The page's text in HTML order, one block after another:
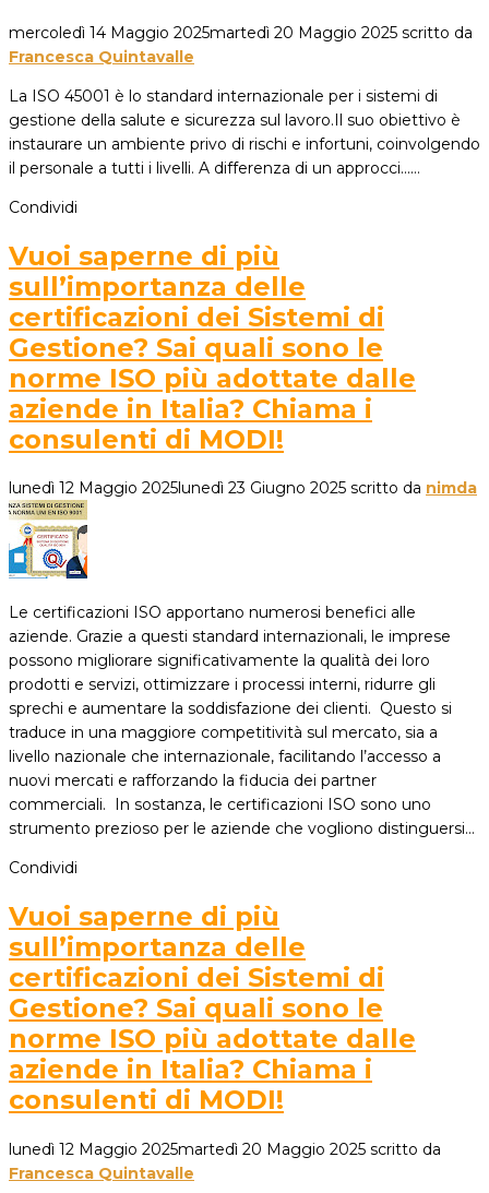
mercoledì 14 Maggio 2025martedì 20 Maggio 2025 scritto da
Francesca Quintavalle
La ISO 45001 è lo standard internazionale per i sistemi di
gestione della salute e sicurezza sul lavoro.Il suo obiettivo è
instaurare un ambiente privo di rischi e infortuni, coinvolgendo
il personale a tutti i livelli. A differenza di un approcci...…
Condividi
Vuoi saperne di più
sull’importanza delle
certificazioni dei Sistemi di
Gestione? Sai quali sono le
norme ISO più adottate dalle
aziende in Italia? Chiama i
consulenti di MODI!
lunedì 12 Maggio 2025lunedì 23 Giugno 2025 scritto da nimda
Le certificazioni ISO apportano numerosi benefici alle
aziende. Grazie a questi standard internazionali, le imprese
possono migliorare significativamente la qualità dei loro
prodotti e servizi, ottimizzare i processi interni, ridurre gli
sprechi e aumentare la soddisfazione dei clienti. Questo si
traduce in una maggiore competitività sul mercato, sia a
livello nazionale che internazionale, facilitando l’accesso a
nuovi mercati e rafforzando la fiducia dei partner
commerciali. In sostanza, le certificazioni ISO sono uno
strumento prezioso per le aziende che vogliono distinguersi…
Condividi
Vuoi saperne di più
sull’importanza delle
certificazioni dei Sistemi di
Gestione? Sai quali sono le
norme ISO più adottate dalle
aziende in Italia? Chiama i
consulenti di MODI!
lunedì 12 Maggio 2025martedì 20 Maggio 2025 scritto da
Francesca Quintavalle